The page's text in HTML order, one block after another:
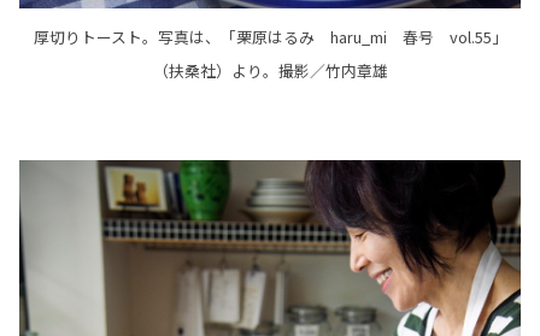
厚切りトースト。写真は、「栗原はるみ haru_mi 春号 vol.55」
（扶桑社）より。撮影／竹内章雄